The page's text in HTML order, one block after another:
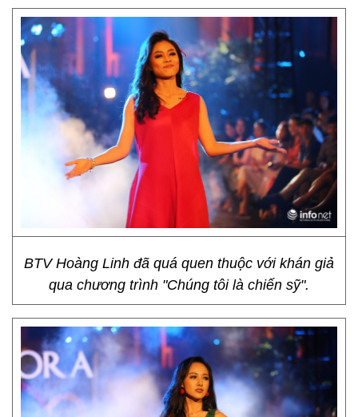
BTV Hoàng Linh đã quá quen thuộc với khán giả
qua chương trình "Chúng tôi là chiến sỹ".